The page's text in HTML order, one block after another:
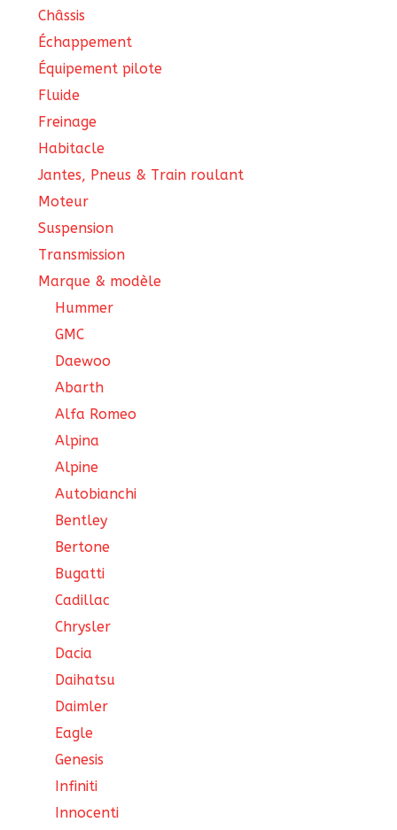
Châssis
Échappement
Équipement pilote
Fluide
Freinage
Habitacle
Jantes, Pneus & Train roulant
Moteur
Suspension
Transmission
Marque & modèle
Hummer
GMC
Daewoo
Abarth
Alfa Romeo
Alpina
Alpine
Autobianchi
Bentley
Bertone
Bugatti
Cadillac
Chrysler
Dacia
Daihatsu
Daimler
Eagle
Genesis
Infiniti
Innocenti